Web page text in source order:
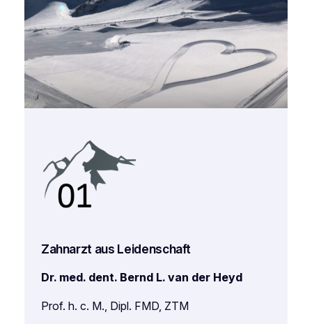
Zahnarzt aus Leidenschaft
Dr. med. dent. Bernd L. van der Heyd
Prof. h. c. M., Dipl. FMD, ZTM